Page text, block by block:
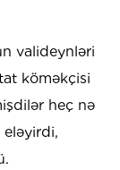
valideynləri
köməkçisi
heç nə
eləyirdi,